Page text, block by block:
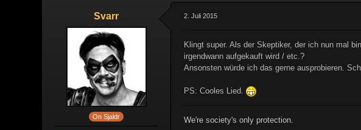
Svarr
On Sjaldr
2. Juli 2015
Klingt super. Als der Skeptiker, der ich nun mal
irgendwann aufgekauft wird / etc.?
Ansonsten würde ich das gerne ausprobieren.
PS: Cooles Lied.
We're society's only protection.